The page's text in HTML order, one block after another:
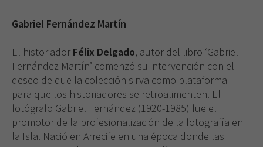
Gabriel Fernández Martín
El historiador Félix Delgado, autor del libro ‘Gabriel
Fernández Martín’ comenzó su intervención con el
deseo de que la colección sirva como plataforma
para que los historiadores se retroalimenten. El
fotógrafo Gabriel Fernández (1920-1985) fue el
promotor de la profesionalización de la fotografía en
la Isla. Nació en Arrecife en una época donde las